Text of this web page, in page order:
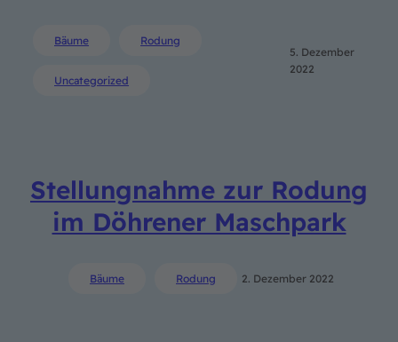
Bäume Rodung
Uncategorized
5. Dezember
2022
Stellungnahme zur Rodung
im Döhrener Maschpark
Bäume Rodung 2. Dezember 2022